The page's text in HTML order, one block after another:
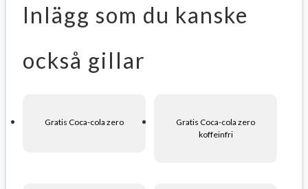
Inlägg som du kanske
också gillar
Gratis Coca-cola zero
Gratis Coca-cola zero
koffeinfri